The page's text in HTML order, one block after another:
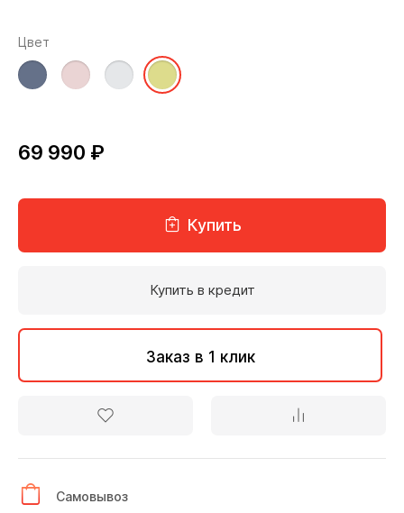
Цвет
69 990 ₽
Купить
Купить в кредит
Заказ в 1 клик
Самовывоз